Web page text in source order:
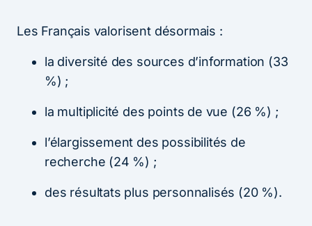
Les Français valorisent désormais :
la diversité des sources d’information (33
%) ;
la multiplicité des points de vue (26 %) ;
l’élargissement des possibilités de
recherche (24 %) ;
des résultats plus personnalisés (20 %).